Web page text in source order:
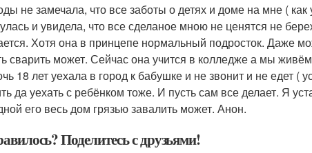
не замечала, что все заботы о детях и доме на мне (
и увидела, что все сделаное мною не ценятся не
Хотя она в принцепе нормальный подросток. Даже
сварить может. Сейчас она учится в колледже а мы
18 лет уехала в город к бабушке и не звонит и не едет
да уехать с ребёнком тоже. И пусть сам все делает. Я
его весь дом грязью завалить может. Анон.
Поделитесь с друзьями!